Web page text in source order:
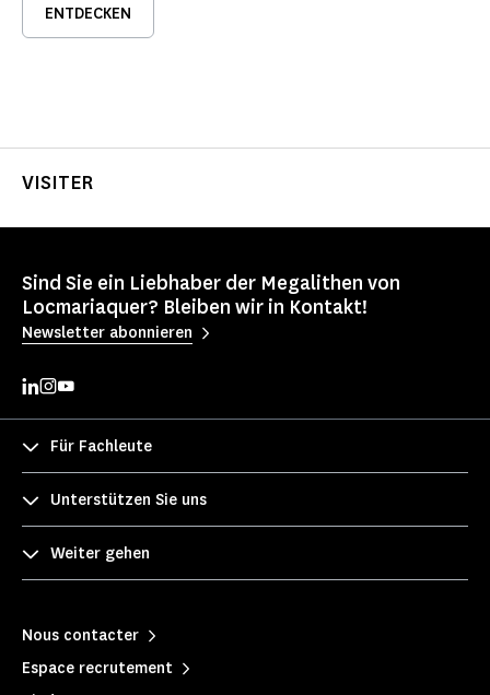
ENTDECKEN
VISITER
Sind Sie ein Liebhaber der Megalithen von
Locmariaquer? Bleiben wir in Kontakt!
Newsletter abonnieren
Für Fachleute
Unterstützen Sie uns
Weiter gehen
Nous contacter
Espace recrutement